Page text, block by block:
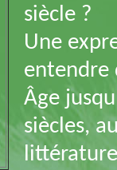
siècle ?
Une
entendre
Âge
siècles,